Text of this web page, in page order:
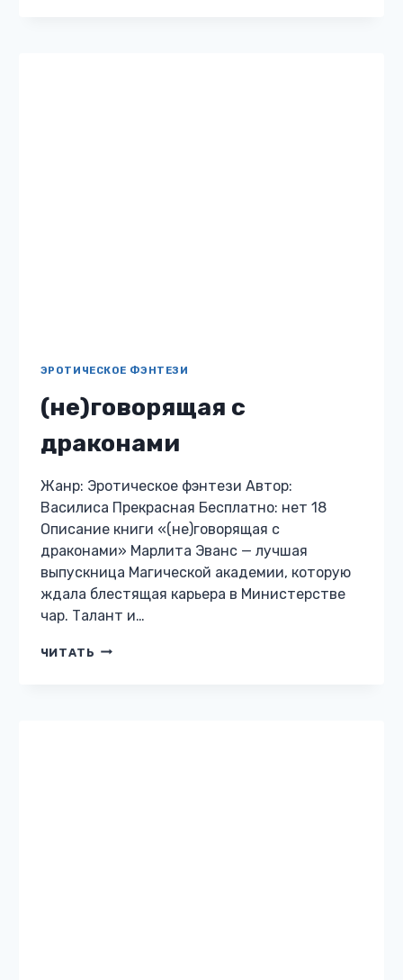
ЭРОТИЧЕСКОЕ ФЭНТЕЗИ
(не)говорящая с
драконами
Жанр: Эротическое фэнтези Автор:
Василиса Прекрасная Бесплатно: нет 18
Описание книги «(не)говорящая с
драконами» Марлита Эванс — лучшая
выпускница Магической академии, которую
ждала блестящая карьера в Министерстве
чар. Талант и…
ЧИТАТЬ (НЕ)ГОВОРЯЩАЯ